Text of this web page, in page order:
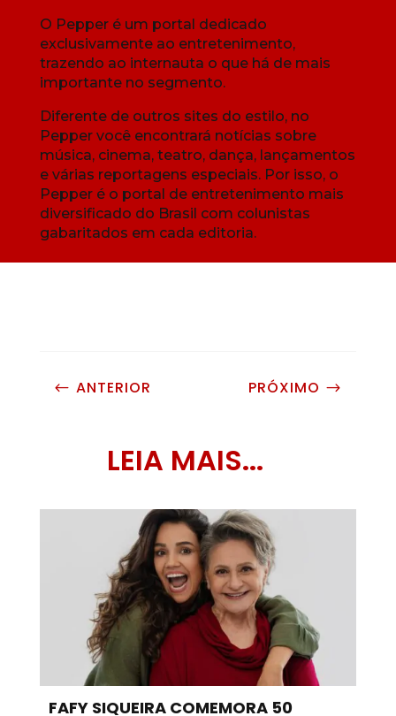
O Pepper é um portal dedicado
exclusivamente ao entretenimento,
trazendo ao internauta o que há de mais
importante no segmento.
Diferente de outros sites do estilo, no
Pepper você encontrará notícias sobre
música, cinema, teatro, dança, lançamentos
e várias reportagens especiais. Por isso, o
Pepper é o portal de entretenimento mais
diversificado do Brasil com colunistas
gabaritados em cada editoria.
# ANTERIOR PRÓXIMO $
LEIA MAIS...
FAFY SIQUEIRA COMEMORA 50